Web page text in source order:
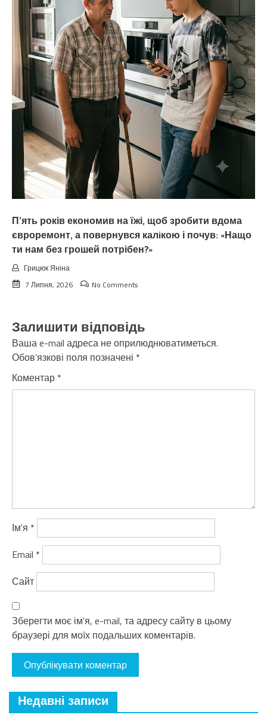
П’ять років економив на їжі, щоб зробити вдома
євроремонт, а повернувся калiкою і почув: «Нащо
ти нам без грошей потрібен?»
Грицюк Яніна
7 Липня, 2026
No Comments
Залишити відповідь
Ваша e-mail адреса не оприлюднюватиметься.
Обов’язкові поля позначені *
Коментар *
Ім'я *
Email *
Сайт
Зберегти моє ім'я, e-mail, та адресу сайту в цьому
браузері для моїх подальших коментарів.
Недавні записи